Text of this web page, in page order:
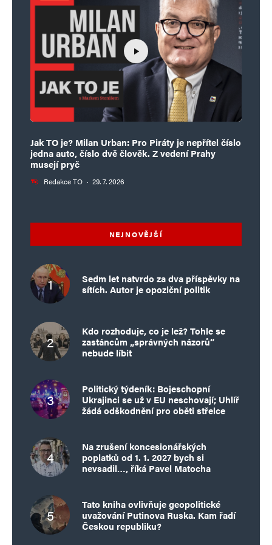
Jak TO je? Milan Urban: Pro Piráty je nepřítel číslo
jedna auto, číslo dvě člověk. Z vedení Prahy
musejí pryč
Redakce TO · 29. 7. 2026
NEJNOVĚJŠÍ
Sedm let natvrdo za dva příspěvky na
sítích. Autor je opoziční politik
Kdo rozhoduje, co je lež? Tohle se
zastáncům „správných názorů“
nebude líbit
Politický týdeník: Bojeschopní
Ukrajinci se už v EU neschovají; Uhlíř
žádá odškodnění pro oběti střelce
Na zrušení koncesionářských
poplatků od 1. 1. 2027 bych si
nevsadil…, říká Pavel Matocha
Tato kniha ovlivňuje geopolitické
uvažování Putinova Ruska. Kam řadí
Českou republiku?